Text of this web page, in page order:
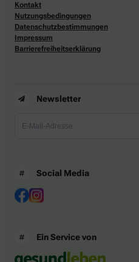
Kontakt
Nutzungsbedingungen
Datenschutzbestimmungen
Impressum
Barrierefreiheitserklärung
Newsletter
Social Media
Ein Service von